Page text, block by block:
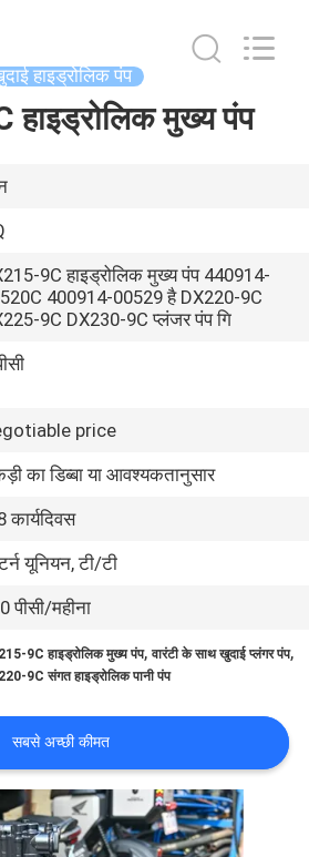
हाइड्रोलिक पंप
हाइड्रोलिक मुख्य पंप
9C हाइड्रोलिक मुख्य पंप 440914-
400914-00529 है DX220-9C
9C DX230-9C प्लंजर पंप गि
price
का डिब्बा या आवश्यकतानुसार
कार्यदिवस
यूनियन, टी/टी
पीसी/महीना
9C हाइड्रोलिक मुख्य पंप,वारंटी के साथ खुदाई प्लंगर पंप,
9C संगत हाइड्रोलिक पानी पंप
सबसे अच्छी कीमत